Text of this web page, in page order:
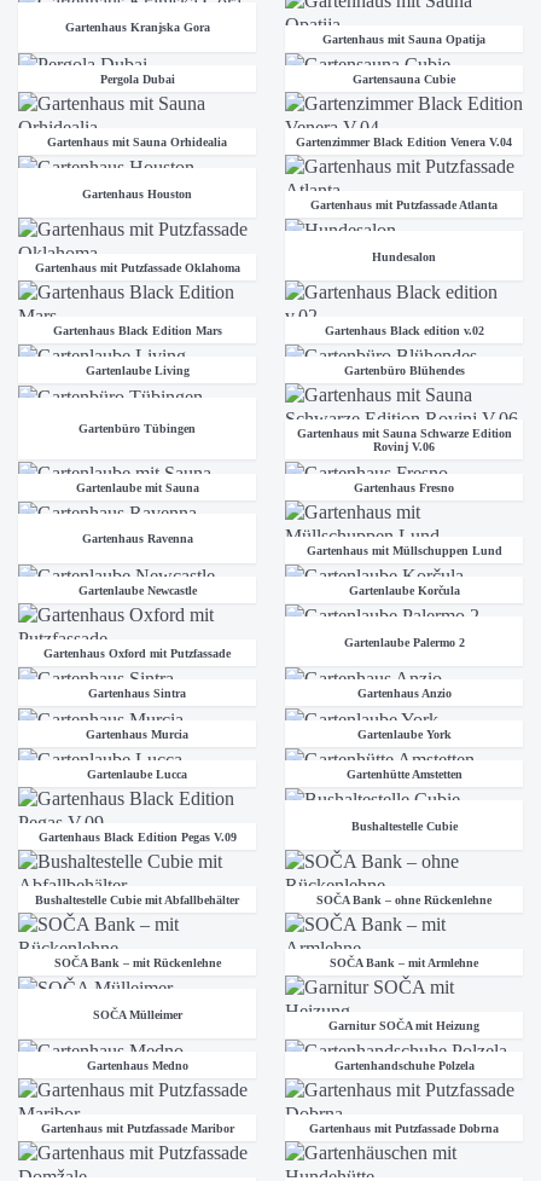
Gartenhaus Kranjska Gora
Gartenhaus mit Sauna Opatija
Pergola Dubai Gartensauna Cubie
Gartenhaus mit Sauna Orhidealia Gartenzimmer Black Edition Venera V.04
Gartenhaus Houston
Gartenhaus mit Putzfassade Atlanta
Gartenhaus mit Putzfassade Oklahoma
Hundesalon
Gartenhaus Black Edition Mars Gartenhaus Black edition v.02
Gartenlaube Living Gartenbüro Blühendes
Gartenbüro Tübingen
Gartenhaus mit Sauna Schwarze Edition
Rovinj V.06
Gartenlaube mit Sauna Gartenhaus Fresno
Gartenhaus Ravenna
Gartenhaus mit Müllschuppen Lund
Gartenlaube Newcastle Gartenlaube Korčula
Gartenhaus Oxford mit Putzfassade
Gartenlaube Palermo 2
Gartenhaus Sintra Gartenhaus Anzio
Gartenhaus Murcia Gartenlaube York
Gartenlaube Lucca Gartenhütte Amstetten
Gartenhaus Black Edition Pegas V.09
Bushaltestelle Cubie
Bushaltestelle Cubie mit Abfallbehälter SOČA Bank – ohne Rückenlehne
SOČA Bank – mit Rückenlehne SOČA Bank – mit Armlehne
SOČA Mülleimer
Garnitur SOČA mit Heizung
Gartenhaus Medno Gartenhandschuhe Polzela
Gartenhaus mit Putzfassade Maribor Gartenhaus mit Putzfassade Dobrna